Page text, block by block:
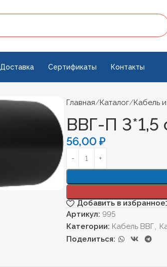
Доставка Сертификаты Контакты
Главная Каталог Кабель
ВВГ-П 3*1,5
56,00₽
Добавить в избранное
Артикул: 995
Категории: Кабель ВВГ,
Поделиться: